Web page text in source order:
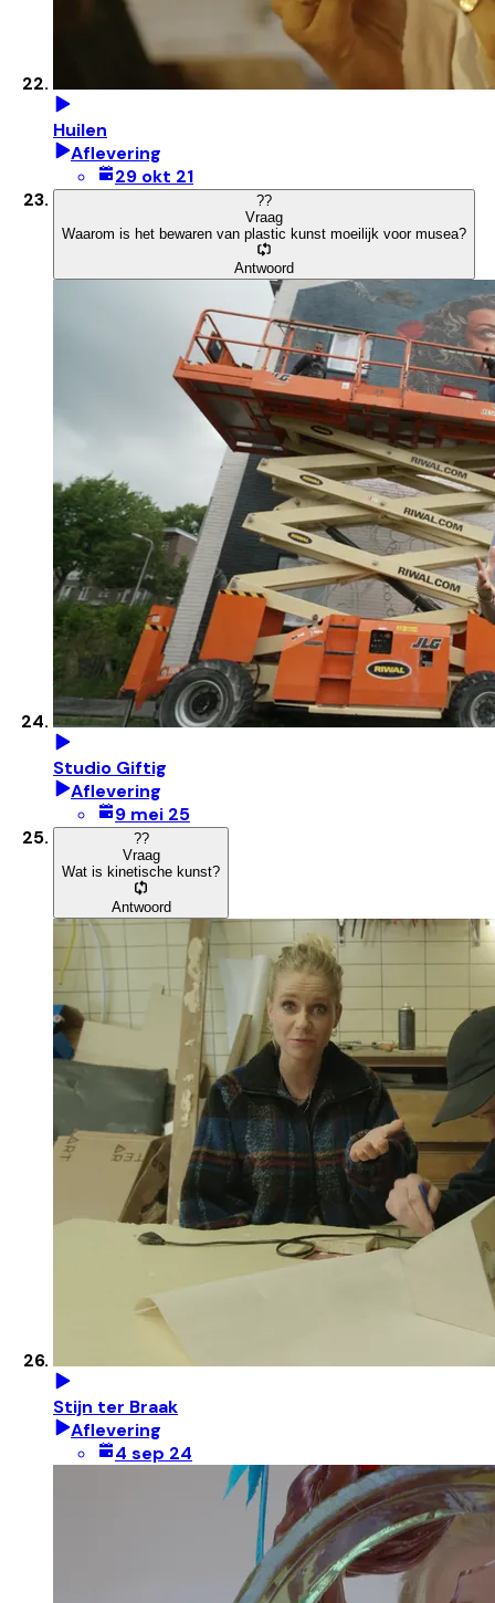
Huilen
Aflevering
29 okt 21
??
Vraag
Waarom is het bewaren van plastic kunst moeilijk voor musea?
Antwoord
Studio Giftig
Aflevering
9 mei 25
??
Vraag
Wat is kinetische kunst?
Antwoord
Stijn ter Braak
Aflevering
4 sep 24